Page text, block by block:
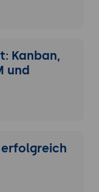
Kanban,
und
erfolgreich